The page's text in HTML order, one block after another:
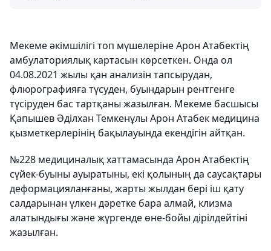
Мекеме әкімшілігі топ мүшелеріне Арон Атабектің
амбулаториялық картасын көрсеткен. Онда ол
04.08.2021 жылы қан анализін тапсырудан,
флюрографияға түсуден, буындарын рентгенге
түсіруден бас тартқаны жазылған. Мекеме басшысы
Қапышев Әділхан Темкенұлы Арон Атабек медицина
қызметкерлерінің бақылауында екендігін айтқан.
№228 медициналық хаттамасында Арон Атабектің
сүйек-буыны ауыратыны, екі қолының да саусақтары
деформацияланғаны, жарты жылдан бері іш қату
салдарынан үлкен дәретке бара алмай, клизма
алатындығы және жүргенде өне-бойы дірілдейтіні
жазылған.